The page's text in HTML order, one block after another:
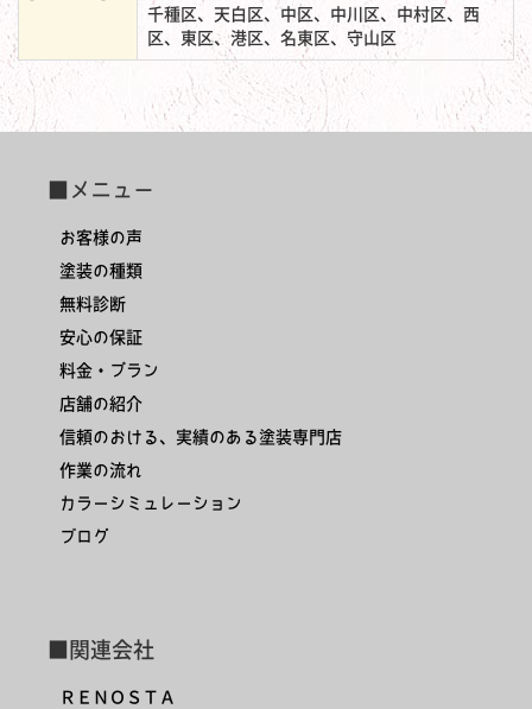
千種区、天白区、中区、中川区、中村区、西
区、東区、港区、名東区、守山区
■メニュー
お客様の声
塗装の種類
無料診断
安心の保証
料金・プラン
店舗の紹介
信頼のおける、実績のある塗装専門店
作業の流れ
カラーシミュレーション
ブログ
■関連会社
ＲＥＮＯＳＴＡ